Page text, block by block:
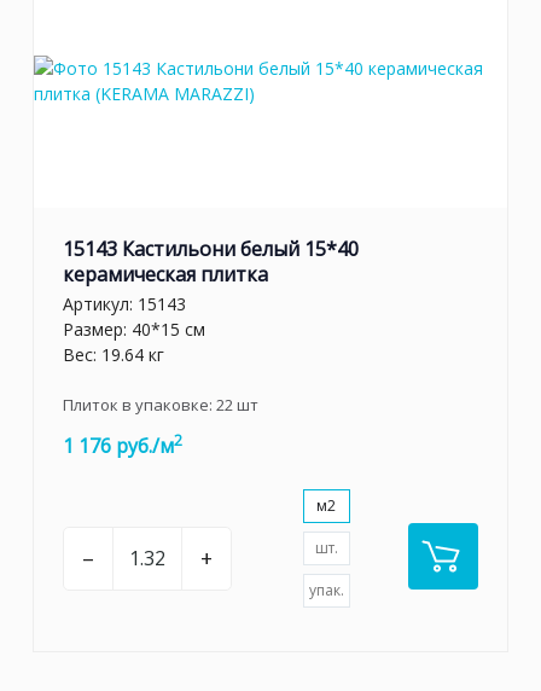
15143 Кастильони белый 15*40
керамическая плитка
Артикул: 15143
Размер: 40*15 см
Вес: 19.64 кг
Плиток в упаковке: 22шт
1 176 руб./м2
– +
м2
шт.
упак.